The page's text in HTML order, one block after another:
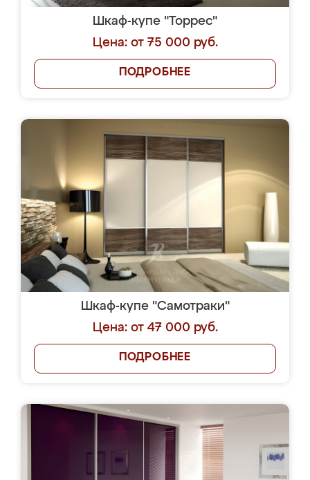
Шкаф-купе "Торрес"
Цена: от 75 000 руб.
ПОДРОБНЕЕ
Шкаф-купе "Самотраки"
Цена: от 47 000 руб.
ПОДРОБНЕЕ